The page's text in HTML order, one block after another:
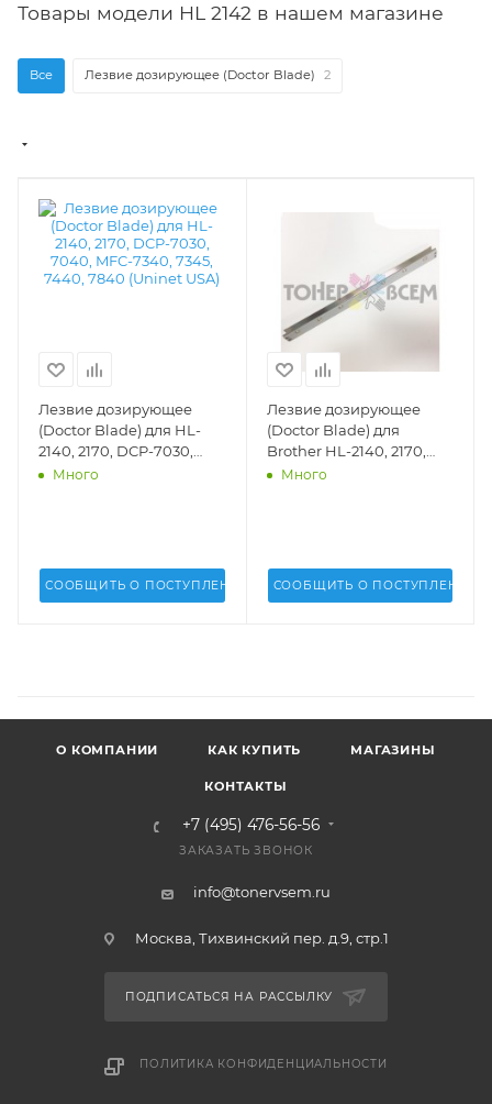
Товары модели HL 2142 в нашем магазине
Все Лезвие дозирующее (Doctor Blade) 2
Лезвие дозирующее
(Doctor Blade) для HL-
2140, 2170, DCP-7030,
7040, MFC-7340, 7345,
Много
СООБЩИТЬ О ПОСТУПЛЕНИИ
Лезвие дозирующее
(Doctor Blade) для
Brother HL-2140, 2170,
DCP-7030, 7040, MFC-
Много
СООБЩИТЬ О ПОСТУПЛЕНИИ
О КОМПАНИИ КАК КУПИТЬ МАГАЗИНЫ
КОНТАКТЫ
+7 (495) 476-56-56
ЗАКАЗАТЬ ЗВОНОК
info@tonervsem.ru
Москва, Тихвинский пер. д.9, стр.1
ПОДПИСАТЬСЯ НА РАССЫЛКУ
ПОЛИТИКА КОНФИДЕНЦИАЛЬНОСТИ